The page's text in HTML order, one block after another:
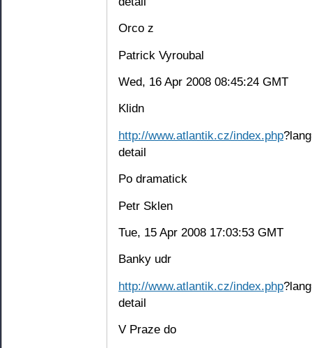
Orco z
Patrick Vyroubal
Wed, 16 Apr 2008 08:45:24 GMT
Klidn
http://www.atlantik.cz/index.php
detail
Po dramatick
Petr Sklen
Tue, 15 Apr 2008 17:03:53 GMT
Banky udr
http://www.atlantik.cz/index.php
detail
V Praze do